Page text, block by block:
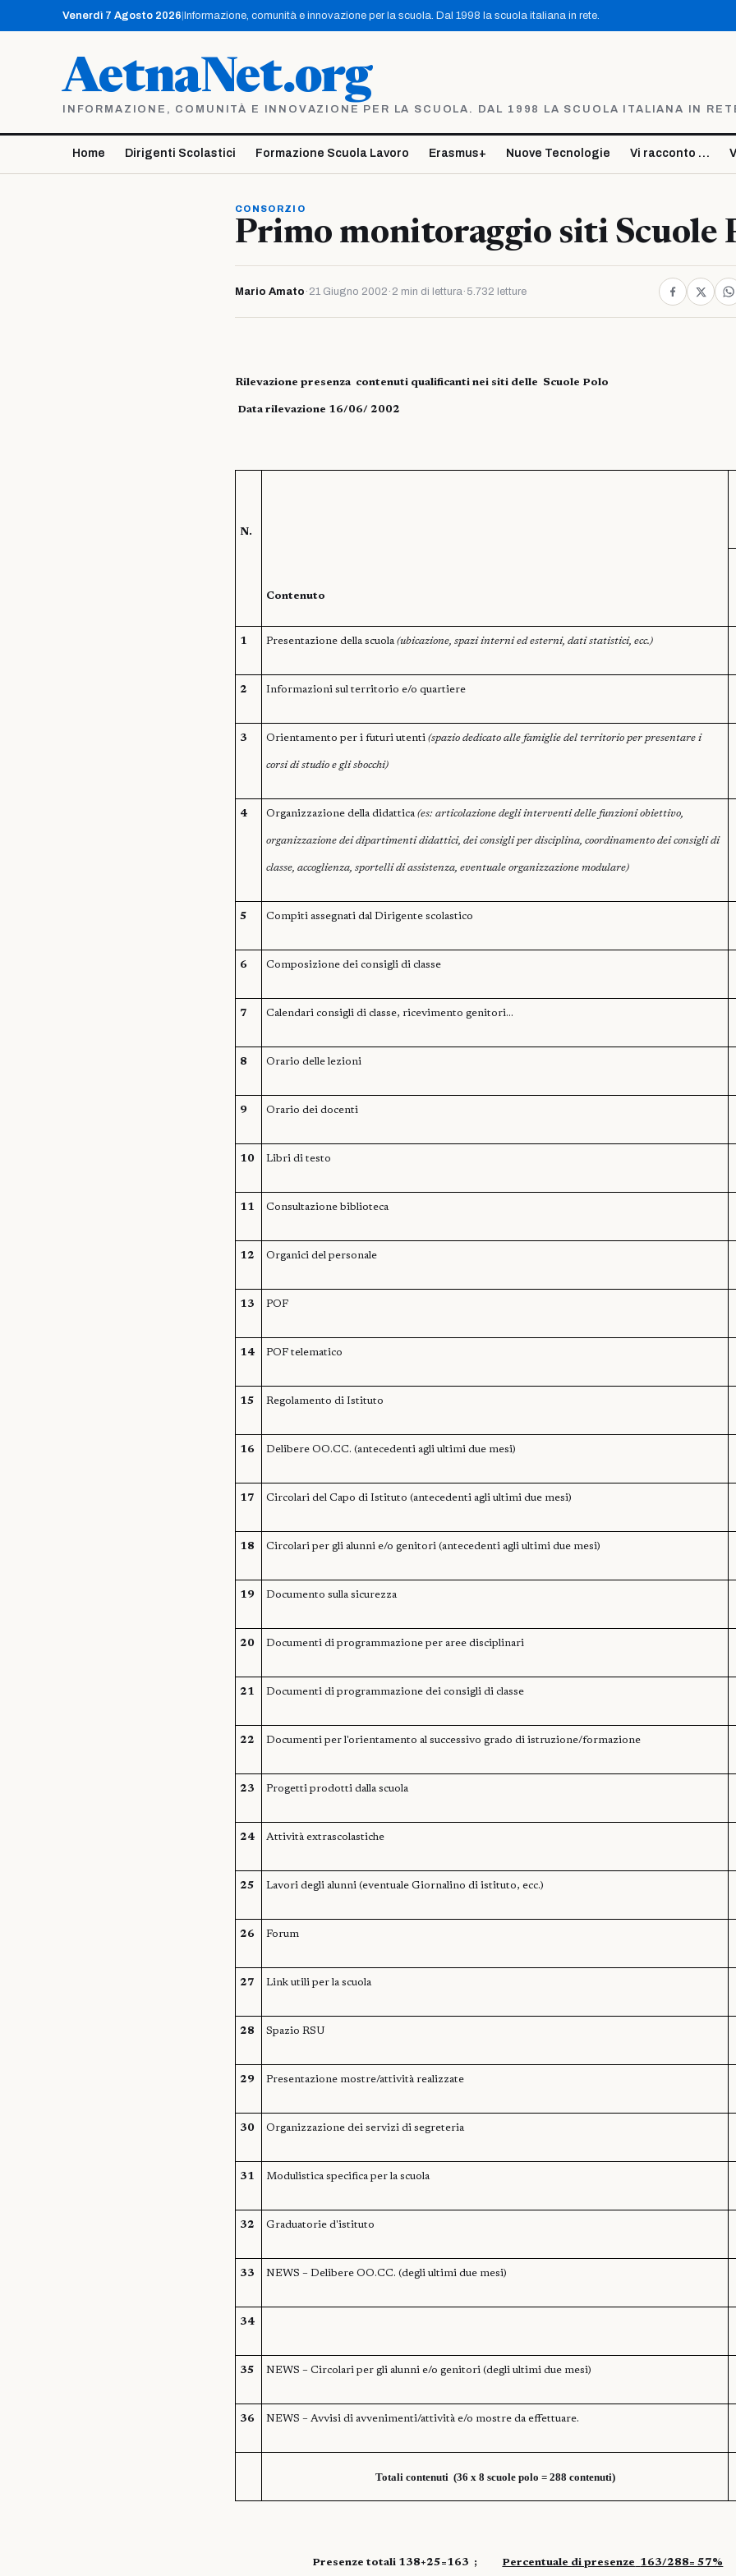
contenuto
Venerdì 7 Agosto 2026 Informazione, comunità e innovazione per la scuola. Dal 1998 la scuola italiana in rete.
AetnaNet.org
INFORMAZIONE, COMUNITÀ E INNOVAZIONE PER LA SCUOLA. DAL 1998 LA SCUOLA ITALIANA IN
Home Dirigenti Scolastici Formazione Scuola Lavoro Erasmus+ Nuove Tecnologie Vi racconto …
CONSORZIO
Primo monitoraggio siti Scuole
Mario Amato · 21 Giugno 2002 · 2 min di lettura· 5.732 letture
Rilevazione presenza contenuti qualificanti nei siti delle Scuole Polo
Data rilevazione 16/06/ 2002
N.
Contenuto
1 Presentazione della scuola(ubicazione, spazi interni ed esterni, dati statistici, ecc.)
2 Informazioni sul territorio e/o quartiere
3 Orientamento per i futuri utenti (spazio dedicato alle famiglie del territorio per presentare i
corsi di studio e gli sbocchi)
4 Organizzazione della didattica(es: articolazione degli interventi delle funzioni obiettivo,
organizzazione dei dipartimenti didattici, dei consigli per disciplina, coordinamento dei consigli di
classe, accoglienza, sportelli di assistenza, eventuale organizzazione modulare)
5 Compiti assegnati dal Dirigente scolastico
6 Composizione dei consigli di classe
7 Calendari consigli di classe, ricevimento genitori…
8 Orario delle lezioni
9 Orario dei docenti
10 Libri di testo
11 Consultazione biblioteca
12 Organici del personale
13 POF
14 POF telematico
15 Regolamento di Istituto
16 Delibere OO.CC. (antecedenti agli ultimi due mesi)
17 Circolari del Capo di Istituto (antecedenti agli ultimi due mesi)
18 Circolari per gli alunni e/o genitori (antecedenti agli ultimi due mesi)
19 Documento sulla sicurezza
20 Documenti di programmazione per aree disciplinari
21 Documenti di programmazione dei consigli di classe
22 Documenti per l'orientamento al successivo grado di istruzione/formazione
23 Progetti prodotti dalla scuola
24 Attività extrascolastiche
25 Lavori degli alunni (eventuale Giornalino di istituto, ecc.)
26 Forum
27 Link utili per la scuola
28 Spazio RSU
29 Presentazione mostre/attività realizzate
30 Organizzazione dei servizi di segreteria
31 Modulistica specifica per la scuola
32 Graduatorie d'istituto
33 NEWS – Delibere OO.CC. (degli ultimi due mesi)
34
35 NEWS – Circolari per gli alunni e/o genitori (degli ultimi due mesi)
36 NEWS – Avvisi di avvenimenti/attività e/o mostre da effettuare.
Totali contenuti (36 x 8 scuole polo = 288 contenuti)
Presenze totali 138+25=163 ; Percentuale di presenze 163/288= 57%